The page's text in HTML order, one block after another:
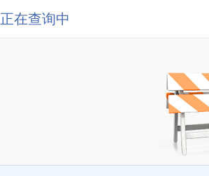
正在查询中